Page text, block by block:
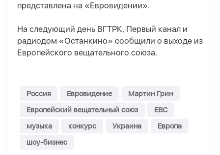
представлена на «Евровидении».
На следующий день ВГТРК, Первый канал и
радиодом «Останкино» сообщили о выходе из
Европейского вещательного союза.
Россия Евровидение
Мартин Грин
Европейский вещательный союз
ЕВС
музыка
конкурс Украина
Европа
шоу-бизнес